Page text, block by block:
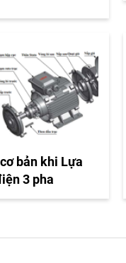
bản khi Lựa
3 pha